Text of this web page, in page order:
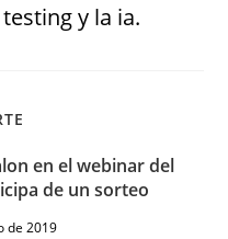
y la ia.
en el webinar del
de un sorteo
de 2019